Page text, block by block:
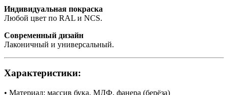
Индивидуальная покраска
Любой цвет по RAL и NCS.
Современный дизайн
Лаконичный и универсальный.
Характеристики:
• Материал: массив бука, МДФ, фанера (берёза)